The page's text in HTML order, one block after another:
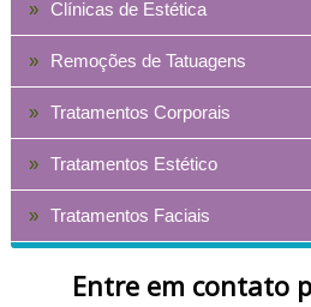
Clínicas de Estética
Remoções de Tatuagens
Tratamentos Corporais
Tratamentos Estético
Tratamentos Faciais
Entre em contato